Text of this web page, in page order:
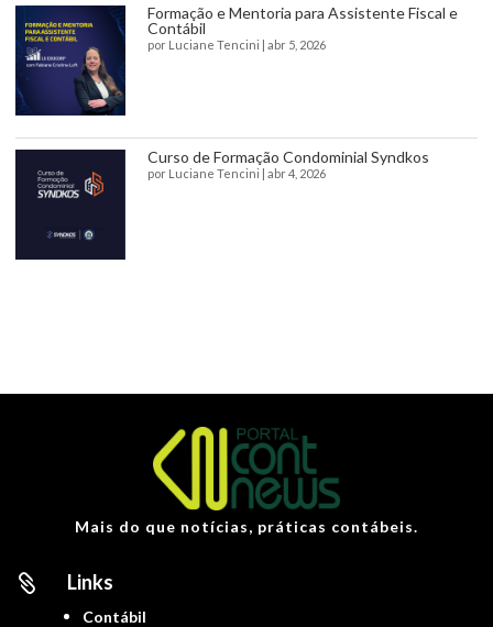
Formação e Mentoria para Assistente Fiscal e
Contábil
por Luciane Tencini abr 5, 2026
Curso de Formação Condominial Syndkos
por Luciane Tencini abr 4, 2026
Mais do que notícias, práticas contábeis.
 Links
Contábil